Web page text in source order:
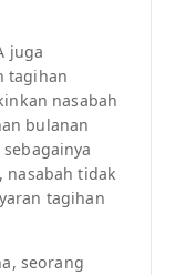
juga
tagihan
nasabah
bulanan
nasabah tidak
tagihan
seorang